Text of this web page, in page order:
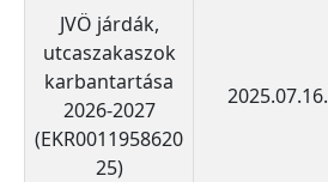
JVÖ járdák,
utcaszakaszok
karbantartása
2026-2027
(EKR0011958620
25)
2025.07.16.